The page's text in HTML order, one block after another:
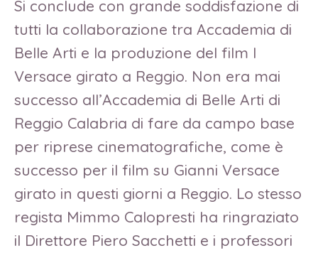
Si conclude con grande soddisfazione di
tutti la collaborazione tra Accademia di
Belle Arti e la produzione del film I
Versace girato a Reggio. Non era mai
successo all’Accademia di Belle Arti di
Reggio Calabria di fare da campo base
per riprese cinematografiche, come è
successo per il film su Gianni Versace
girato in questi giorni a Reggio. Lo stesso
regista Mimmo Calopresti ha ringraziato
il Direttore Piero Sacchetti e i professori